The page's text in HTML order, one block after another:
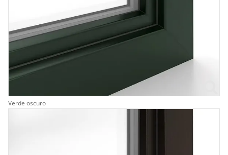
Verde oscuro